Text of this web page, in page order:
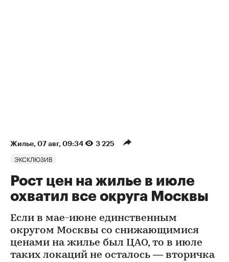
Жилье⁠, 07 авг, 09:34 3 225
ЭКСКЛЮЗИВ
Рост цен на жилье в июле
охватил все округа Москвы
Если в мае-июне единственным
округом Москвы со снижающимися
ценами на жилье был ЦАО, то в июле
таких локаций не осталось — вторичка